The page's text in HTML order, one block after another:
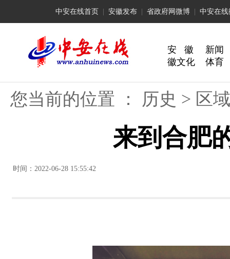
中安在线首页 安徽发布 省政府网微博 中安在线
安 徽
新闻
徽文化
体育
您当前的位置 ： 历史 > 区
来到合肥
时间：2022-06-28 15:55:42